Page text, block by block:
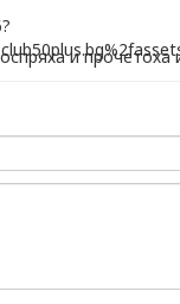
и прочетоха